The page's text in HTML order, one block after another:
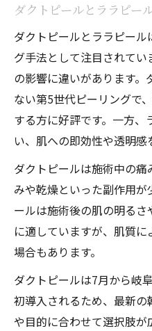
ダクトピールとララピー
ダクトピールとララピー
グ手法として注目されて
の影響に違いがあります
ない第5世代ピーリングで
する方に好評です。一方
い、肌への即効性や透明感
ダクトピールは施術中の
みや乾燥といった副作用
ールは施術後の肌の明る
に適していますが、肌質
場合もあります。
ダクトピールは7月から岐
初導入されるため、最新
や目的に合わせて選択肢